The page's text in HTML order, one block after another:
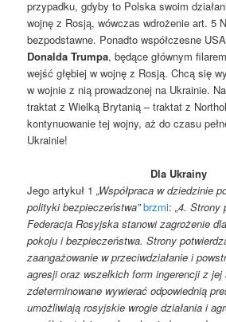
przypadku, gdyby to Polska swoim
wojnę z Rosją, wówczas wdrożenie art. 5
bezpodstawne. Ponadto współczesne
Donalda Trumpa, będące głównym
wejść głębiej w wojnę z Rosją. Chcą się
w wojnie z nią prowadzonej na Ukrainie.
traktat z Wielką Brytanią – traktat z
kontynuowanie tej wojny, aż do czasu
Ukrainie!
Dla Ukrainy
Jego artykuł 1„Współpraca w dziedzinie
polityki bezpieczeństwa” brzmi:„4. Strony
Federacja Rosyjska stanowi zagrożenie
pokoju i bezpieczeństwa. Strony
zaangażowanie w przeciwdziałanie i
agresji oraz wszelkich form ingerencji z
zdeterminowane wywierać odpowiednią
umożliwiają rosyjskie wrogie działania i